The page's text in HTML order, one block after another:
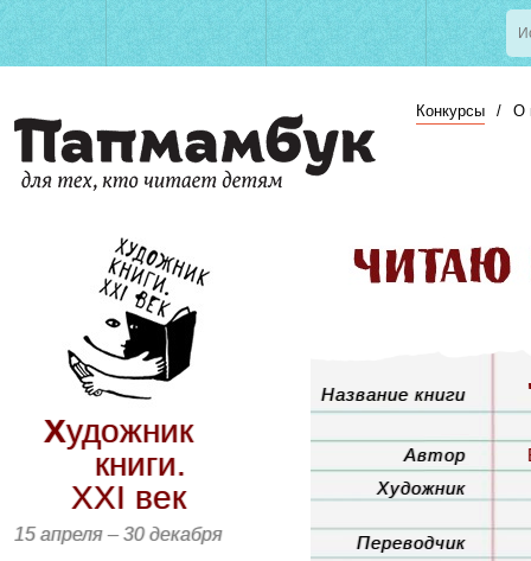
Конкурсы / О
Художник
книги.
ХХI век
15 апреля – 30 декабря
Название книги
Автор
Художник
Переводчик